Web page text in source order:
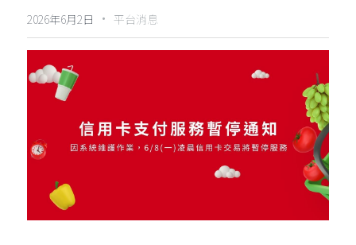
菜單審核
主視覺照說明
營業狀態與公休調整
行銷秘訣
負責人 / 財務資訊修改
商家洗錢防制驗證
實質受益人資訊
個人資料保護條文
2026年6月2日 · 平台消息